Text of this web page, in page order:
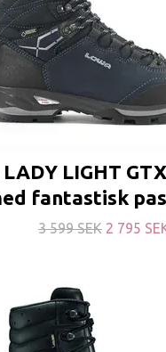
LADY LIGHT
fantastisk
3 599 SEK 2 795